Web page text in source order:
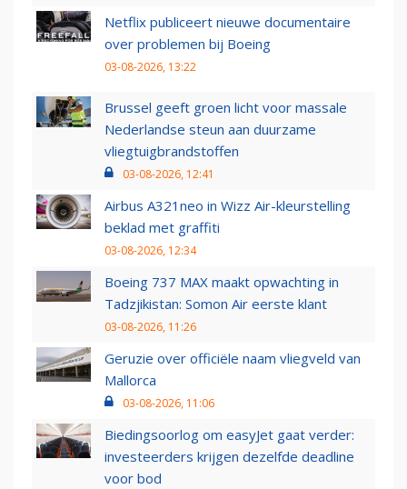
Netflix publiceert nieuwe documentaire
over problemen bij Boeing
03-08-2026, 13:22
Brussel geeft groen licht voor massale
Nederlandse steun aan duurzame
vliegtuigbrandstoffen
03-08-2026, 12:41
Airbus A321neo in Wizz Air-kleurstelling
beklad met graffiti
03-08-2026, 12:34
Boeing 737 MAX maakt opwachting in
Tadzjikistan: Somon Air eerste klant
03-08-2026, 11:26
Geruzie over officiële naam vliegveld van
Mallorca
03-08-2026, 11:06
Biedingsoorlog om easyJet gaat verder:
investeerders krijgen dezelfde deadline
voor bod